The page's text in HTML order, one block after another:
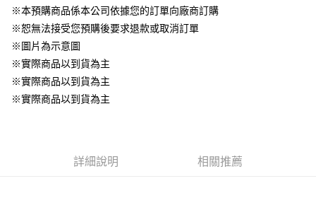
每筆NT$220
※本預購商品係本公司依據您的訂單向廠商訂購
※恕無法接受您預購後要求退款或取消訂單
※圖片為示意圖
※實際商品以到貨為主
※實際商品以到貨為主
※實際商品以到貨為主
詳細說明 相關推薦